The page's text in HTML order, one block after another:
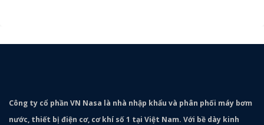
Công ty cổ phần VN Nasa là nhà nhập khẩu và phân phối máy bơm
nước, thiết bị điện cơ, cơ khí số 1 tại Việt Nam. Với bề dày kinh